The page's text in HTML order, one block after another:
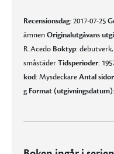
Recensionsdag:2017-07-25
ämnenOriginalutgåvans
R. Acedo Boktyp:
småstäderTidsperioder:
kod:MysdeckareAntal
g Format (utgivningsdatum):